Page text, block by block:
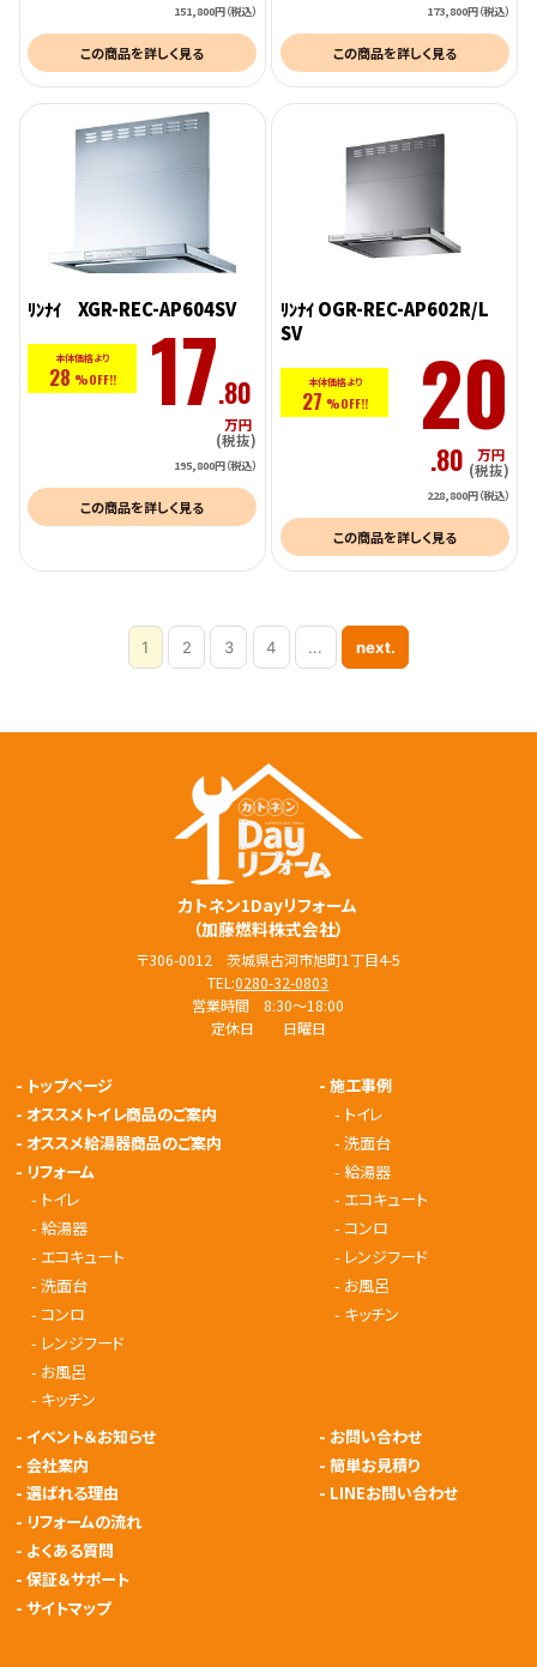
151,800円（税込）
この商品を詳しく見る
173,800円（税込）
この商品を詳しく見る
ﾘﾝﾅｲ XGR-REC-AP604SV
本体価格より
28 %OFF!! 17.80
万円
(税抜)
195,800円（税込）
この商品を詳しく見る
ﾘﾝﾅｲ OGR-REC-AP602R/L
SV
本体価格より
27 %OFF!! 20
.80
万円
(税抜)
228,800円（税込）
この商品を詳しく見る
1 2 3 4 ... next.
カトネン1Dayリフォーム
（加藤燃料株式会社）
〒306-0012 茨城県古河市旭町1丁目4-5
TEL:0280-32-0803
営業時間 8:30～18:00
定休日 日曜日
- トップページ
- オススメトイレ商品のご案内
- オススメ給湯器商品のご案内
- リフォーム
- トイレ
- 給湯器
- エコキュート
-洗面台
- コンロ
- レンジフード
- お風呂
- キッチン
-施工事例
- トイレ
-洗面台
- 給湯器
- エコキュート
- コンロ
- レンジフード
- お風呂
- キッチン
- イベント＆お知らせ
-会社案内
-選ばれる理由
- リフォームの流れ
- よくある質問
-保証＆サポート
-サイトマップ
- お問い合わせ
-簡単お見積り
- LINEお問い合わせ